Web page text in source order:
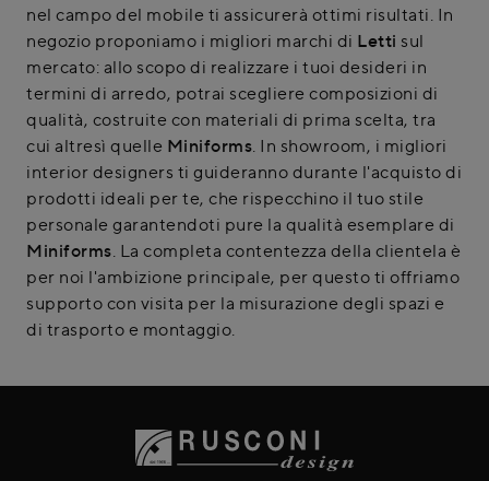
nel campo del mobile ti assicurerà ottimi risultati. In
negozio proponiamo i migliori marchi di Letti sul
mercato: allo scopo di realizzare i tuoi desideri in
termini di arredo, potrai scegliere composizioni di
qualità, costruite con materiali di prima scelta, tra
cui altresì quelle Miniforms . In showroom, i migliori
interior designers ti guideranno durante l'acquisto di
prodotti ideali per te, che rispecchino il tuo stile
personale garantendoti pure la qualità esemplare di
Miniforms . La completa contentezza della clientela è
per noi l'ambizione principale, per questo ti offriamo
supporto con visita per la misurazione degli spazi e
di trasporto e montaggio.